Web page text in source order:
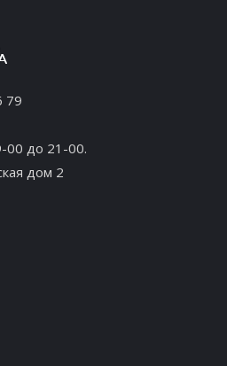
79
00 до 21-00.
дом 2